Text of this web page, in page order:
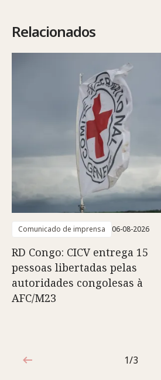
Relacionados
Comunicado de imprensa 06-08-2026
RD Congo: CICV entrega 15
pessoas libertadas pelas
autoridades congolesas à
AFC/M23
1 de 3
1/3